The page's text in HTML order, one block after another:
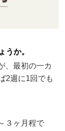
うか。
、最初の一カ
2週に1回でも
３ヶ月程で